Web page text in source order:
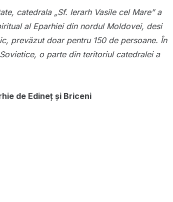
catedrala „Sf. Ierarh Vasile cel Mare” a
al Eparhiei din nordul Moldovei, desi
prevăzut doar pentru 150 de persoane. În
o parte din teritoriul catedralei a
de Edineț și Briceni